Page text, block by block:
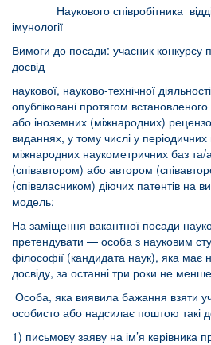
Наукового співробітника
імунології
Вимоги до посади: учасник
досвід
наукової, науково-технічної
опубліковані протягом
або іноземних (міжнародних)
виданнях, у тому числі у
міжнародних наукометричних баз
(співавтором) або автором
(співвласником) діючих патентів на
модель;
На заміщення вакантної посади
претендувати — особа з науковим
філософії (кандидата наук), яка має
досвіду, за останні три роки не менше
Особа, яка виявила бажання взяти
особисто або надсилає поштою такі
1) письмову заяву на ім’я керівника